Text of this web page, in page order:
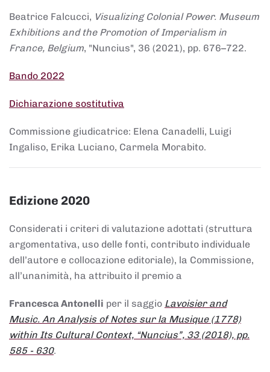
Beatrice Falcucci, Visualizing Colonial Power. Museum
Exhibitions and the Promotion of Imperialism in
France, Belgium, "Nuncius", 36 (2021), pp. 676–722.
Bando 2022
Dichiarazione sostitutiva
Commissione giudicatrice: Elena Canadelli, Luigi
Ingaliso, Erika Luciano, Carmela Morabito.
Edizione 2020
Considerati i criteri di valutazione adottati (struttura
argomentativa, uso delle fonti, contributo individuale
dell’autore e collocazione editoriale), la Commissione,
all’unanimità, ha attribuito il premio a
Francesca Antonelli per il saggio Lavoisier and
Music. An Analysis of Notes sur la Musique (1778)
within Its Cultural Context, “Nuncius”, 33 (2018), pp.
585 - 630.